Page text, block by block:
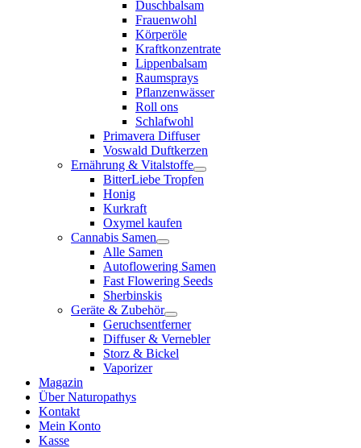
Duschbalsam
Frauenwohl
Körperöle
Kraftkonzentrate
Lippenbalsam
Raumsprays
Pflanzenwässer
Roll ons
Schlafwohl
Primavera Diffuser
Voswald Duftkerzen
Ernährung & Vitalstoffe
BitterLiebe Tropfen
Honig
Kurkraft
Oxymel kaufen
Cannabis Samen
Alle Samen
Autoflowering Samen
Fast Flowering Seeds
Sherbinskis
Geräte & Zubehör
Geruchsentferner
Diffuser & Vernebler
Storz & Bickel
Vaporizer
Magazin
Über Naturopathys
Kontakt
Mein Konto
Kasse